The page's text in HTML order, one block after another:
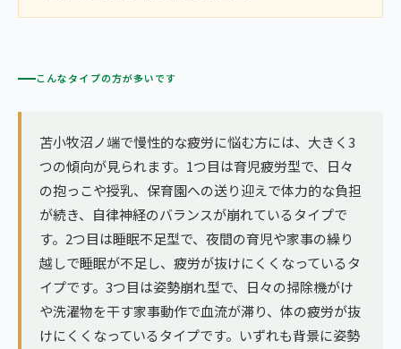
こんなタイプの方が多いです
苫小牧沼ノ端で慢性的な疲労に悩む方には、大きく3
つの傾向が見られます。1つ目は育児疲労型で、日々
の抱っこや授乳、保育園への送り迎えで体力的な負担
が続き、自律神経のバランスが崩れているタイプで
す。2つ目は睡眠不足型で、夜間の育児や家事の繰り
越しで睡眠が不足し、疲労が抜けにくくなっているタ
イプです。3つ目は姿勢崩れ型で、日々の掃除機がけ
や洗濯物を干す家事動作で血流が滞り、体の疲労が抜
けにくくなっているタイプです。いずれも背景に姿勢